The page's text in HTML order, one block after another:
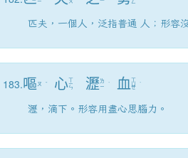
ㄧ
ㄨ
ㄥ
匹夫，一個人，泛指普通 人；形容
183.嘔 ㄡ ˇ 心 ㄧ
ㄣ 瀝 ㄌ
ㄧ
ˋ 血 ㄩ
ㄝ
ˋ
瀝，滴下。形容用盡心思腦力。